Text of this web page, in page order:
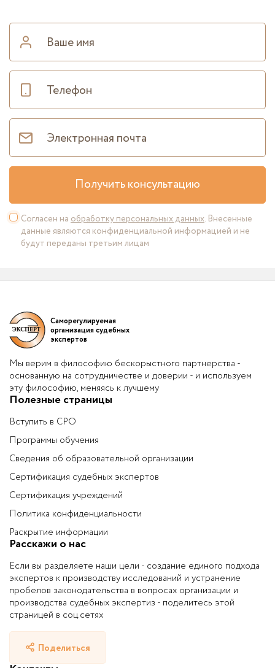
Получить консультацию
Согласен на обработку персональных данных. Внесенные
данные являются конфиденциальной информацией и не
будут переданы третьим лицам
Саморегулируемая
организация судебных
экспертов
Мы верим в философию бескорыстного партнерства -
основанную на сотрудничестве и доверии - и используем
эту философию, меняясь к лучшему
Полезные страницы
Вступить в СРО
Программы обучения
Сведения об образовательной организации
Сертификация судебных экспертов
Сертификация учреждений
Политика конфиденциальности
Раскрытие информации
Расскажи о нас
Если вы разделяете наши цели - создание единого подхода
экспертов к производству исследований и устранение
пробелов законодательства в вопросах организации и
производства судебных экспертиз - поделитесь этой
страницей в соц.сетях
Поделиться